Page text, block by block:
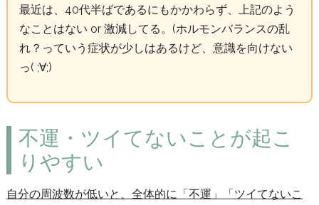
最近は、40代半ばであるにもかかわらず、上記のよう
なことはない or 激減してる。(ホルモンバランスの乱
れ？っていう症状が少しはあるけど、意識を向けない
っ( ;∀;)
不運・ツイてないことが起こ
りやすい
自分の周波数が低いと、全体的に「不運」「ツイてないこ